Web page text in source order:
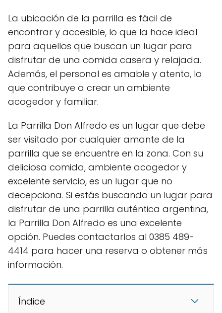
La ubicación de la parrilla es fácil de
encontrar y accesible, lo que la hace ideal
para aquellos que buscan un lugar para
disfrutar de una comida casera y relajada.
Además, el personal es amable y atento, lo
que contribuye a crear un ambiente
acogedor y familiar.
La Parrilla Don Alfredo es un lugar que debe
ser visitado por cualquier amante de la
parrilla que se encuentre en la zona. Con su
deliciosa comida, ambiente acogedor y
excelente servicio, es un lugar que no
decepciona. Si estás buscando un lugar para
disfrutar de una parrilla auténtica argentina,
la Parrilla Don Alfredo es una excelente
opción. Puedes contactarlos al 0385 489-
4414 para hacer una reserva o obtener más
información.
Índice